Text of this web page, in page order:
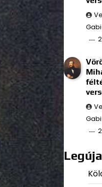
Gabi
Gabi